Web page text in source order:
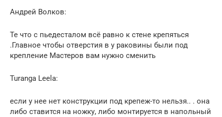
Андрей Волков:
Те что с пьедесталом всё равно к стене крепяться
.Главное чтобы отверстия в у раковины были под
крепление Мастеров вам нужно сменить
Turanga Leela:
если у нее нет конструкции под крепеж-то нельзя.. . она
либо ставится на ножку, либо монтируется в напольный